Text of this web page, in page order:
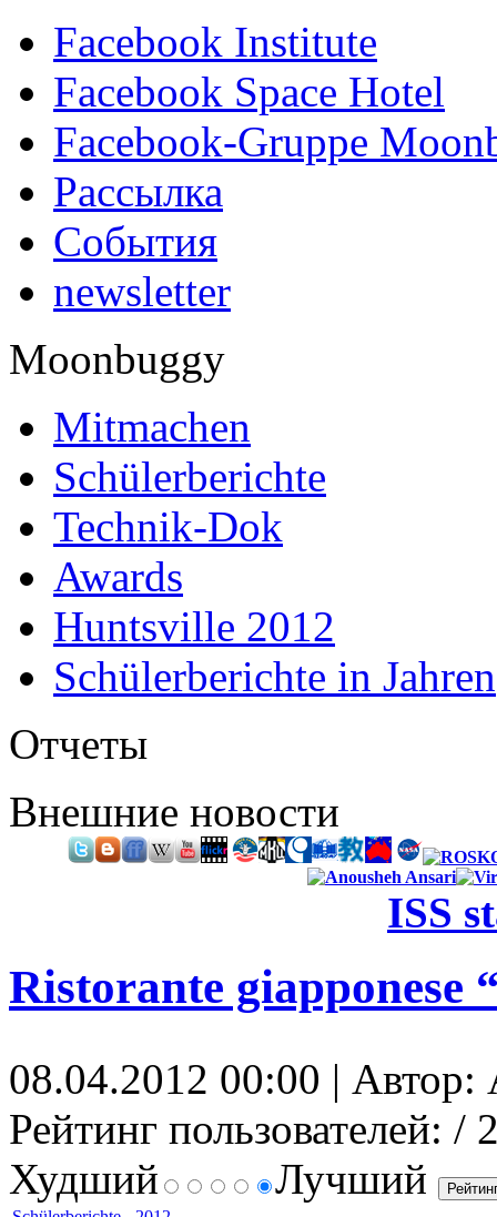
Facebook Institute
Facebook Space Hotel
Facebook-Gruppe
Рассылка
События
newsletter
Moonbuggy
Mitmachen
Schülerberichte
Technik-Dok
Awards
Huntsville 2012
Schülerberichte in Jahren
Отчеты
Внешние новости
ISS
Ristorante giapponese
08.04.2012 00:00 |
Рейтинг пользователей: /
Худший
Лучший